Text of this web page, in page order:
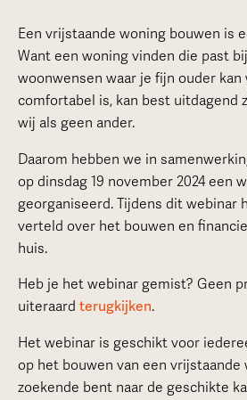
Een vrijstaande woning bouwen is
Want een woning vinden die past
woonwensen waar je fijn ouder
comfortabel is, kan best uitdagend
wij als geen ander.
Daarom hebben we in
op dinsdag 19 november 2024 een
georganiseerd. Tijdens dit webinar
verteld over het bouwen en
huis.
Heb je het webinar gemist? Geen
uiteraard terugkijken.
Het webinar is geschikt voor
op het bouwen van een vrijstaande
zoekende bent naar de geschikte